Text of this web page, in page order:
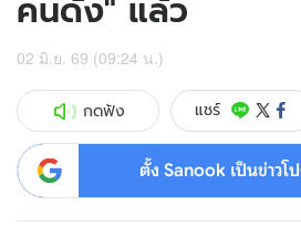
คนดัง" แล้ว
02 มิ.ย. 69 (09:24 น.)
กดฟัง แชร์
ตั้ง Sanook เป็นข่าว